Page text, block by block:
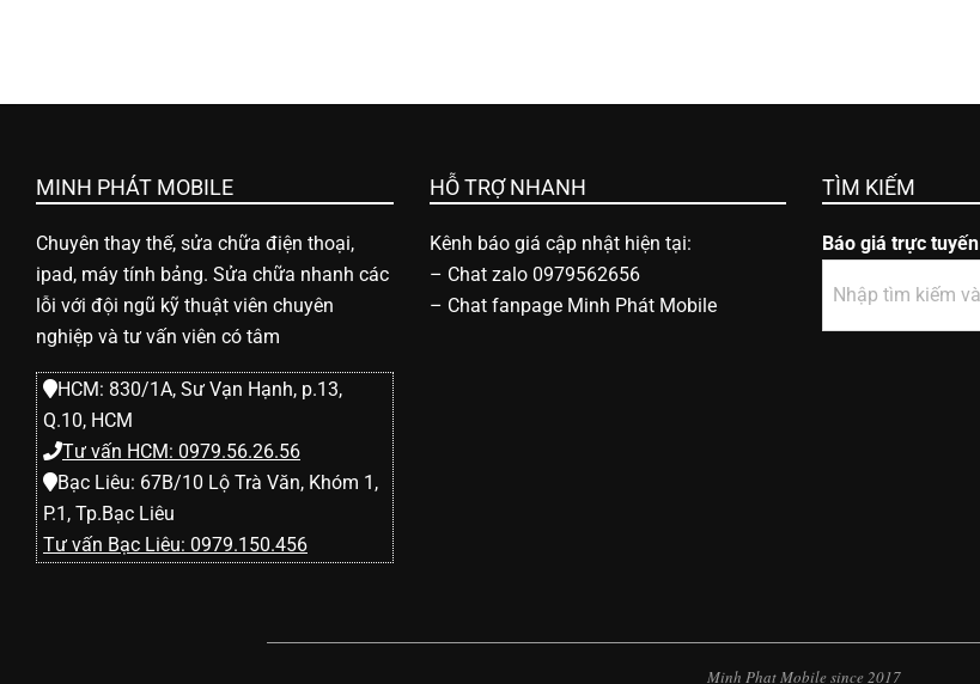
MINH PHÁT MOBILE
Chuyên thay thế, sửa chữa điện thoại,
ipad, máy tính bảng. Sửa chữa nhanh các
lỗi với đội ngũ kỹ thuật viên chuyên
nghiệp và tư vấn viên có tâm
HCM: 830/1A, Sư Vạn Hạnh, p.13,
Q.10, HCM
Tư vấn HCM: 0979.56.26.56
Bạc Liêu: 67B/10 Lộ Trà Văn, Khóm 1,
P.1, Tp.Bạc Liêu
Tư vấn Bạc Liêu: 0979.150.456
HỖ TRỢ NHANH
Kênh báo giá cập nhật hiện tại:
– Chat zalo 0979562656
– Chat fanpage Minh Phát Mobile
TÌM KIẾM
Báo giá trực tuyến
Minh Phat Mobile since 2017